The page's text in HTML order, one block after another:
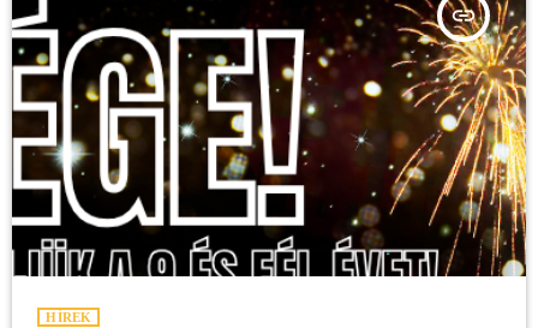
insert_link
HÍREK